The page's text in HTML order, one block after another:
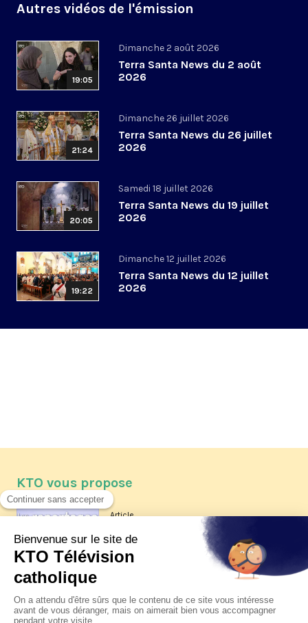
Autres vidéos de l'émission
19:05
Dimanche 2 août 2026
Terra Santa News du 2 août
2026
21:24
Dimanche 26 juillet 2026
Terra Santa News du 26 juillet
2026
20:05
Samedi 18 juillet 2026
Terra Santa News du 19 juillet
2026
19:22
Dimanche 12 juillet 2026
Terra Santa News du 12 juillet
2026
KTO vous propose
Article
Les reportages d'été 2026 de KTO
La visite pastorale du pape Léon
XIV à Assise à suivre sur KTO le
jeudi 6 août